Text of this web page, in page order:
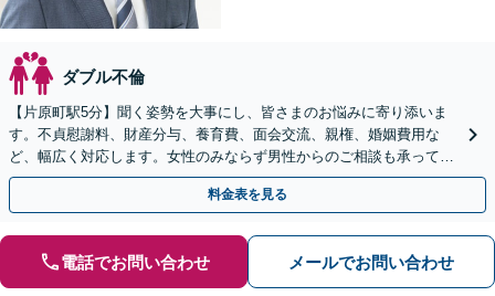
ダブル不倫
【片原町駅5分】聞く姿勢を大事にし、皆さまのお悩みに寄り添いま
す。不貞慰謝料、財産分与、養育費、面会交流、親権、婚姻費用な
ど、幅広く対応します。女性のみならず男性からのご相談も承ってお
ります【夜間・休日面談可】【完全個室】
料金表を見る
電話でお問い合わせ メールでお問い合わせ